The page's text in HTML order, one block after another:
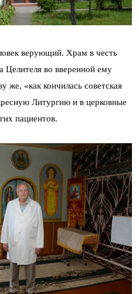
верующий. Храм в честь
Целителя во вверенной ему
же, «как кончилась советская
Литургию и в церковные
пациентов.